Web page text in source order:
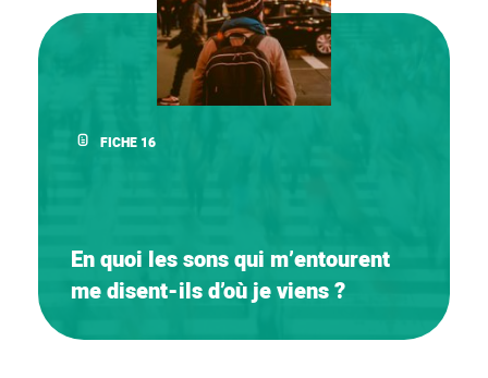
FICHE 16
En quoi les sons qui m’entourent
me disent-ils d’où je viens ?